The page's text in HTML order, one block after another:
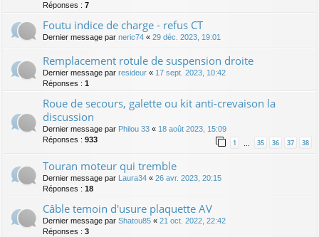
Réponses : 7
Foutu indice de charge - refus CT
Dernier message par neric74 « 29 déc. 2023, 19:01
Remplacement rotule de suspension droite
Dernier message par resideur « 17 sept. 2023, 10:42
Réponses : 1
Roue de secours, galette ou kit anti-crevaison la
discussion
Dernier message par Philou 33 « 18 août 2023, 15:09
Réponses : 933 1 … 35 36 37 38
Touran moteur qui tremble
Dernier message par Laura34 « 26 avr. 2023, 20:15
Réponses : 18
Câble temoin d'usure plaquette AV
Dernier message par Shatou85 « 21 oct. 2022, 22:42
Réponses : 3